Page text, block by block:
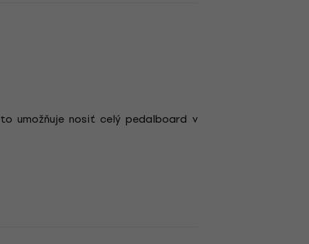
umožňuje nosiť celý pedalboard v